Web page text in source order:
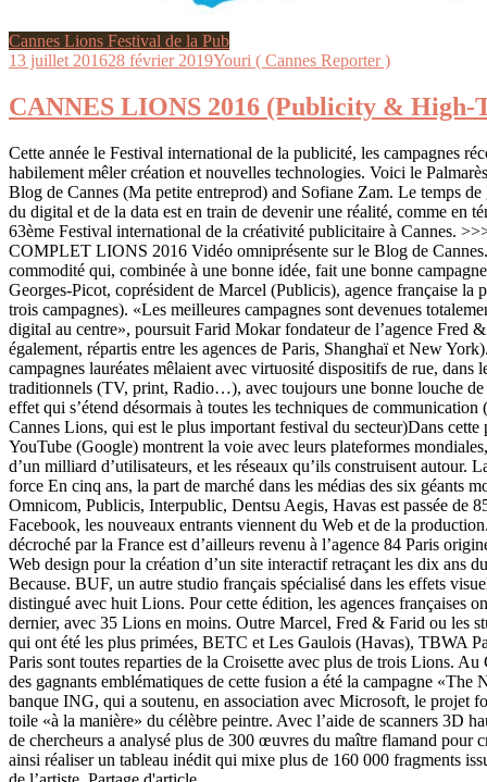
Cannes Lions Festival de la Pub
13 juillet 201628 février 2019Youri ( Cannes Reporter )
CANNES LIONS 2016 (Publicity & High-
Cette année le Festival international de la publicité, les campagnes
habilement mêler création et nouvelles technologies. Voici le
Blog de Cannes (Ma petite entreprod) and Sofiane Zam. Le temps de
du digital et de la data est en train de devenir une réalité, comme en
63ème Festival international de la créativité publicitaire à
COMPLET LIONS 2016 Vidéo omniprésente sur le Blog de
commodité qui, combinée à une bonne idée, fait une bonne
Georges-Picot, coprésident de Marcel (Publicis), agence française la
trois campagnes). «Les meilleures campagnes sont devenues
digital au centre», poursuit Farid Mokar fondateur de l’agence Fred
également, répartis entre les agences de Paris, Shanghaï et New
campagnes lauréates mêlaient avec virtuosité dispositifs de rue, dans
traditionnels (TV, print, Radio…), avec toujours une bonne louche
effet qui s’étend désormais à toutes les techniques de communication
Cannes Lions, qui est le plus important festival du secteur)Dans cette
YouTube (Google) montrent la voie avec leurs plateformes
d’un milliard d’utilisateurs, et les réseaux qu’ils construisent autour.
force En cinq ans, la part de marché dans les médias des six géants
Omnicom, Publicis, Interpublic, Dentsu Aegis, Havas est passée de
Facebook, les nouveaux entrants viennent du Web et de la
décroché par la France est d’ailleurs revenu à l’agence 84 Paris
Web design pour la création d’un site interactif retraçant les dix ans
Because. BUF, un autre studio français spécialisé dans les effets
distingué avec huit Lions. Pour cette édition, les agences françaises
dernier, avec 35 Lions en moins. Outre Marcel, Fred & Farid ou les
qui ont été les plus primées, BETC et Les Gaulois (Havas), TBWA
Paris sont toutes reparties de la Croisette avec plus de trois Lions.
des gagnants emblématiques de cette fusion a été la campagne «The
banque ING, qui a soutenu, en association avec Microsoft, le projet
toile «à la manière» du célèbre peintre. Avec l’aide de scanners 3D
de chercheurs a analysé plus de 300 œuvres du maître flamand pour
ainsi réaliser un tableau inédit qui mixe plus de 160 000 fragments